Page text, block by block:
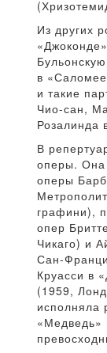
Из других
в
и такие
Чио-сан,
Розалинда
В
оперы. Она
оперы
графини),
опер
Чикаго) и
Сан-
Круасси в
(1959,
исполняла